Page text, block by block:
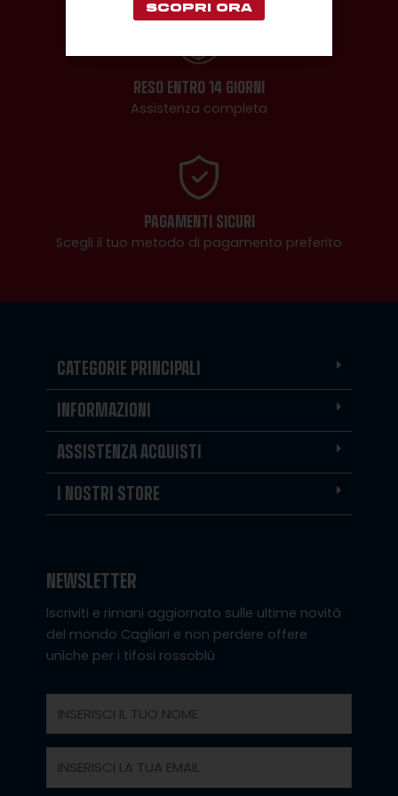
RESO ENTRO 14 GIORNI
Assistenza completa
PAGAMENTI SICURI
Scegli il tuo metodo di pagamento preferito
CATEGORIE PRINCIPALI
INFORMAZIONI
ASSISTENZA ACQUISTI
I NOSTRI STORE
NEWSLETTER
Iscriviti e rimani aggiornato sulle ultime novità
del mondo Cagliari e non perdere offere
uniche per i tifosi rossoblù
SCOPRI ORA